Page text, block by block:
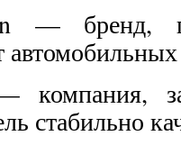
— бренд,
стабильно